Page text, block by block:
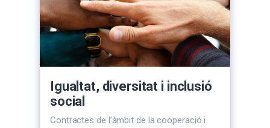
Igualtat, diversitat i inclusió
social
Contractes de l’àmbit de la cooperació i